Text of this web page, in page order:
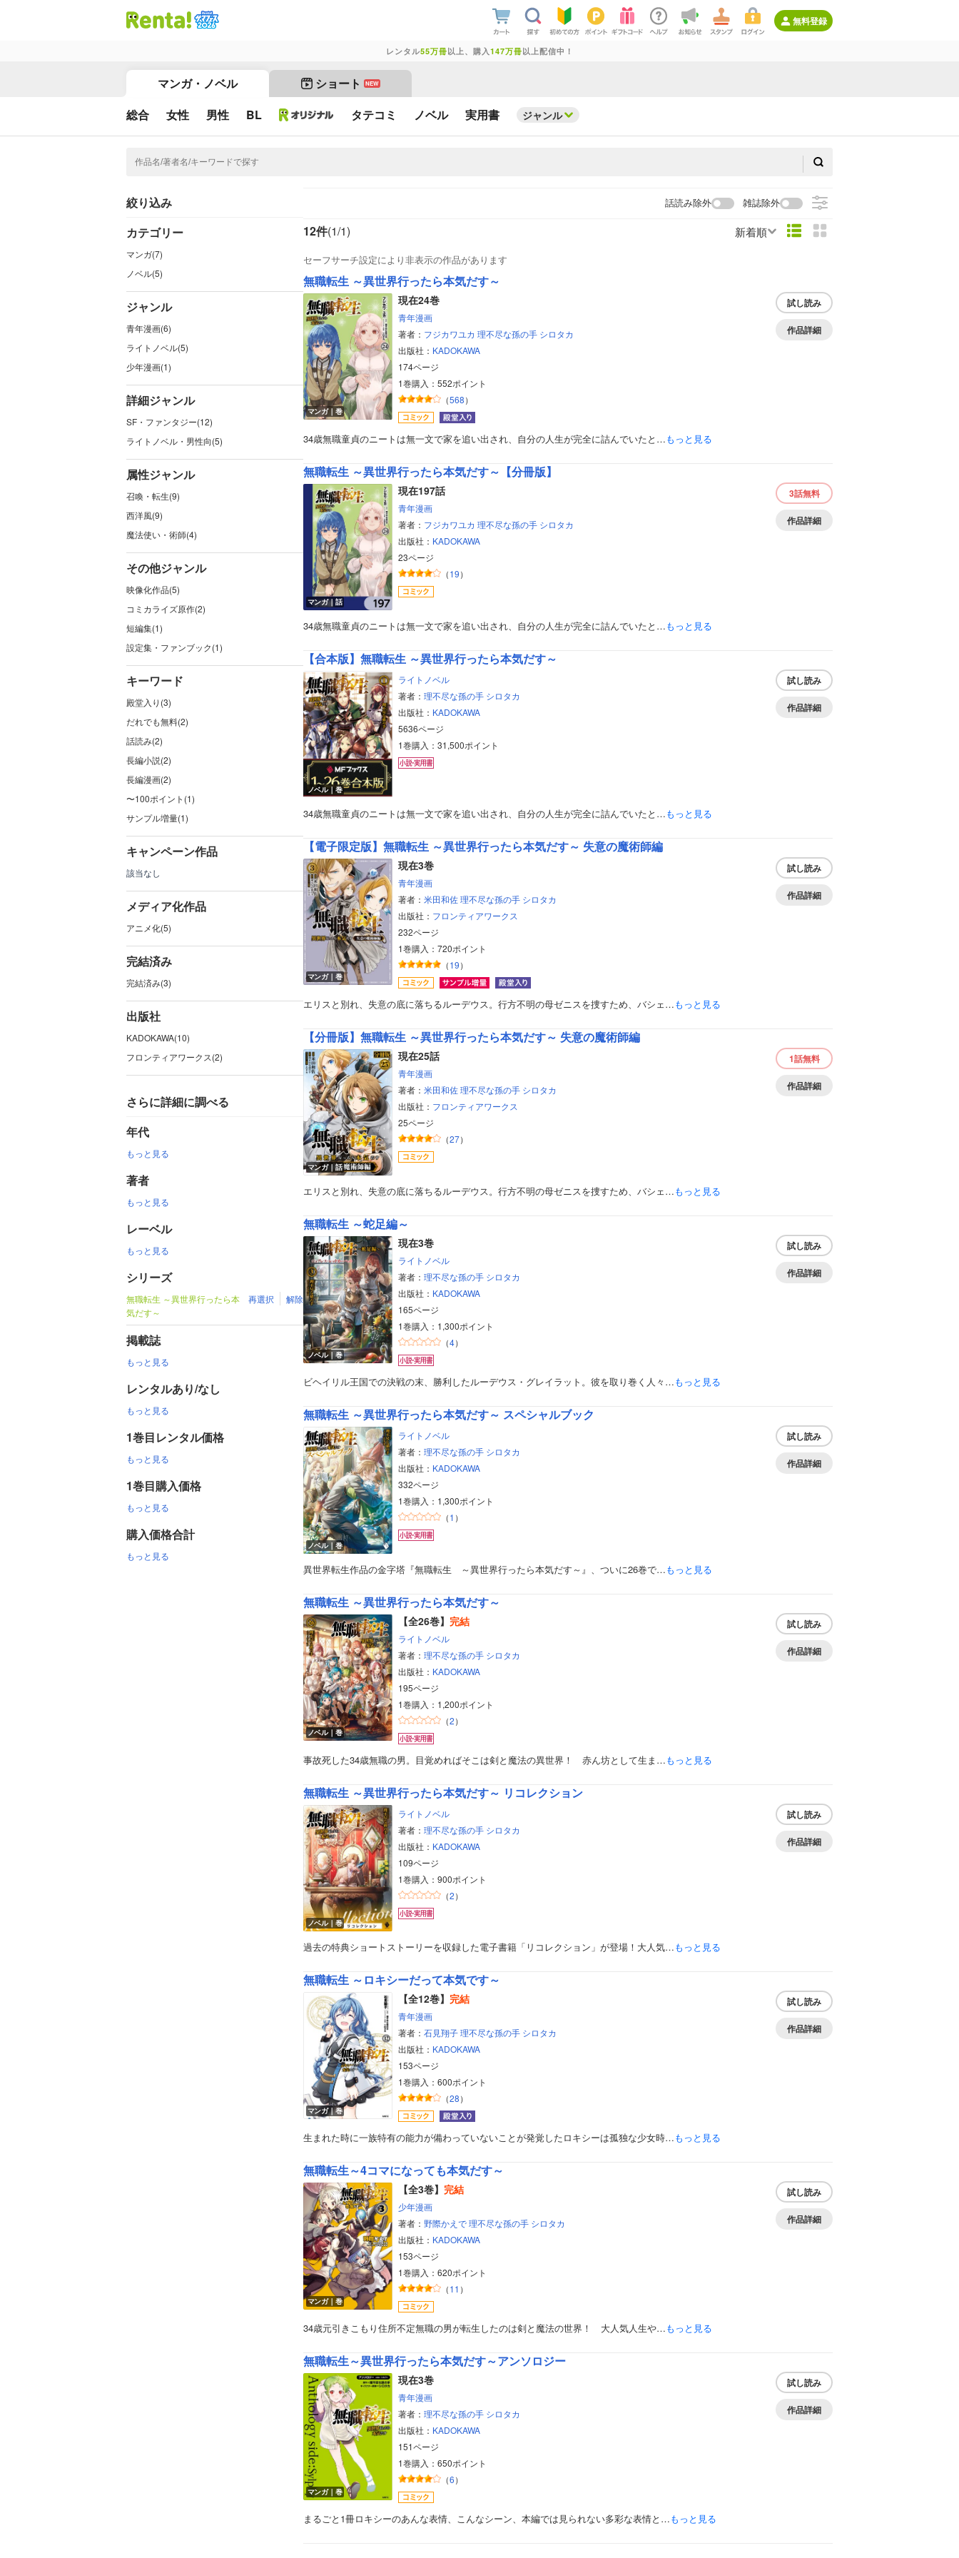
無料登録
レンタル55万冊以上、購入 147万冊以上配信中！
マンガ・ノベル ショート NEW
総合 女性 男性 BL タテコミ ノベル 実用書 ジャンル
絞り込み
カテゴリー
マンガ(7)
ノベル(5)
ジャンル
青年漫画(6)
ライトノベル(5)
少年漫画(1)
詳細ジャンル
SF・ファンタジー(12)
ライトノベル・男性向(5)
属性ジャンル
召喚・転生(9)
西洋風(9)
魔法使い・術師(4)
その他ジャンル
映像化作品(5)
コミカライズ原作(2)
短編集(1)
設定集・ファンブック(1)
キーワード
殿堂入り(3)
だれでも無料(2)
話読み(2)
長編小説(2)
長編漫画(2)
〜100ポイント(1)
サンプル増量(1)
キャンペーン作品
該当なし
メディア化作品
アニメ化(5)
完結済み
完結済み(3)
出版社
KADOKAWA(10)
フロンティアワークス(2)
さらに詳細に調べる
年代
もっと見る
著者
もっと見る
レーベル
もっと見る
シリーズ
無職転生 ～異世界行ったら本
気だす～
再選択 解除
掲載誌
もっと見る
レンタルあり/なし
もっと見る
1巻目レンタル価格
もっと見る
1巻目購入価格
もっと見る
購入価格合計
もっと見る
話読み除外 雑誌除外
12件(1/1) 新着順
セーフサーチ設定により非表示の作品があります
ボーイズラブ
ティーンズラブ
美女・美少女
女性写真集
無職転生 ～異世界行ったら本気だす～
マンガ｜巻
現在24巻
青年漫画
著者： フジカワユカ 理不尽な孫の手 シロタカ
出版社： KADOKAWA
174ページ
1巻購入：552ポイント
（568）
試し読み
作品詳細
34歳無職童貞のニートは無一文で家を追い出され、自分の人生が完全に詰んでいたと…もっと見る
無職転生 ～異世界行ったら本気だす～【分冊版】
マンガ｜話
現在197話
青年漫画
著者： フジカワユカ 理不尽な孫の手 シロタカ
出版社： KADOKAWA
23ページ
（19）
3話無料
作品詳細
34歳無職童貞のニートは無一文で家を追い出され、自分の人生が完全に詰んでいたと…もっと見る
【合本版】無職転生 ～異世界行ったら本気だす～
ノベル｜巻
ライトノベル
著者： 理不尽な孫の手 シロタカ
出版社： KADOKAWA
5636ページ
1巻購入：31,500ポイント
試し読み
作品詳細
34歳無職童貞のニートは無一文で家を追い出され、自分の人生が完全に詰んでいたと…もっと見る
【電子限定版】無職転生 ～異世界行ったら本気だす～ 失意の魔術師編
マンガ｜巻
現在3巻
青年漫画
著者： 米田和佐 理不尽な孫の手 シロタカ
出版社： フロンティアワークス
232ページ
1巻購入：720ポイント
（19）
試し読み
作品詳細
エリスと別れ、失意の底に落ちるルーデウス。行方不明の母ゼニスを捜すため、バシェ…もっと見る
【分冊版】無職転生 ～異世界行ったら本気だす～ 失意の魔術師編
マンガ｜話
現在25話
青年漫画
著者： 米田和佐 理不尽な孫の手 シロタカ
出版社： フロンティアワークス
25ページ
（27）
1話無料
作品詳細
エリスと別れ、失意の底に落ちるルーデウス。行方不明の母ゼニスを捜すため、バシェ…もっと見る
無職転生 ～蛇足編～
ノベル｜巻
現在3巻
ライトノベル
著者： 理不尽な孫の手 シロタカ
出版社： KADOKAWA
165ページ
1巻購入：1,300ポイント
（4）
試し読み
作品詳細
ビヘイリル王国での決戦の末、勝利したルーデウス・グレイラット。彼を取り巻く人々…もっと見る
無職転生 ～異世界行ったら本気だす～ スペシャルブック
ノベル｜巻
ライトノベル
著者： 理不尽な孫の手 シロタカ
出版社： KADOKAWA
332ページ
1巻購入：1,300ポイント
（1 ）
試し読み
作品詳細
異世界転生作品の金字塔『無職転生 ～異世界行ったら本気だす～』、ついに26巻で…もっと見る
無職転生 ～異世界行ったら本気だす～
ノベル｜巻
【全26巻】 完結
ライトノベル
著者： 理不尽な孫の手 シロタカ
出版社： KADOKAWA
195ページ
1巻購入：1,200ポイント
（2）
試し読み
作品詳細
事故死した34歳無職の男。目覚めればそこは剣と魔法の異世界！ 赤ん坊として生ま…もっと見る
無職転生 ～異世界行ったら本気だす～ リコレクション
ノベル｜巻
ライトノベル
著者： 理不尽な孫の手 シロタカ
出版社： KADOKAWA
109ページ
1巻購入：900ポイント
（2）
試し読み
作品詳細
過去の特典ショートストーリーを収録した電子書籍「リコレクション」が登場！大人気…もっと見る
無職転生 ～ロキシーだって本気です～
マンガ｜巻
【全12巻】 完結
青年漫画
著者： 石見翔子 理不尽な孫の手 シロタカ
出版社： KADOKAWA
153ページ
1巻購入：600ポイント
（28）
試し読み
作品詳細
生まれた時に一族特有の能力が備わっていないことが発覚したロキシーは孤独な少女時…もっと見る
無職転生～4コマになっても本気だす～
マンガ｜巻
【全3巻】 完結
少年漫画
著者： 野際かえで 理不尽な孫の手 シロタカ
出版社： KADOKAWA
153ページ
1巻購入：620ポイント
（11 ）
試し読み
作品詳細
34歳元引きこもり住所不定無職の男が転生したのは剣と魔法の世界！ 大人気人生や…もっと見る
無職転生～異世界行ったら本気だす～アンソロジー
マンガ｜巻
現在3巻
青年漫画
著者： 理不尽な孫の手 シロタカ
出版社： KADOKAWA
151ページ
1巻購入：650ポイント
（6）
試し読み
作品詳細
まるごと1冊ロキシーのあんな表情、こんなシーン、本編では見られない多彩な表情と…もっと見る